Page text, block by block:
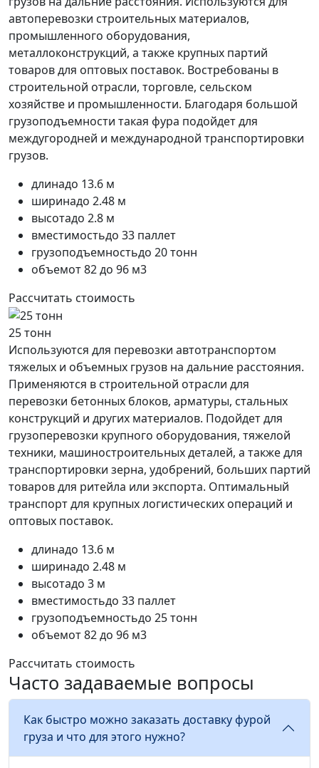
автоперевозки строительных материалов,
промышленного оборудования,
металлоконструкций, а также крупных партий
товаров для оптовых поставок. Востребованы в
строительной отрасли, торговле, сельском
хозяйстве и промышленности. Благодаря большой
грузоподъемности такая фура подойдет для
междугородней и международной транспортировки
грузов.
длинадо 13.6 м
ширинадо 2.48 м
высотадо 2.8 м
вместимостьдо 33 паллет
грузоподъемностьдо 20 тонн
объемот 82 до 96 м3
Рассчитать стоимость
25 тонн
Используются для перевозки автотранспортом
тяжелых и объемных грузов на дальние расстояния.
Применяются в строительной отрасли для
перевозки бетонных блоков, арматуры, стальных
конструкций и других материалов. Подойдет для
грузоперевозки крупного оборудования, тяжелой
техники, машиностроительных деталей, а также для
транспортировки зерна, удобрений, больших партий
товаров для ритейла или экспорта. Оптимальный
транспорт для крупных логистических операций и
оптовых поставок.
длинадо 13.6 м
ширинадо 2.48 м
высотадо 3 м
вместимостьдо 33 паллет
грузоподъемностьдо 25 тонн
объемот 82 до 96 м3
Рассчитать стоимость
Часто задаваемые вопросы
Как быстро можно заказать доставку фурой
груза и что для этого нужно?